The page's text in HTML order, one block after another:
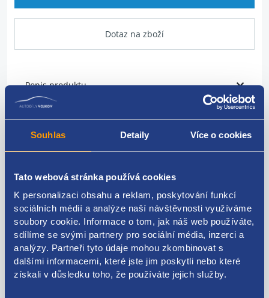
Souhlas Detaily Více o cookies
Tato webová stránka používá cookies
K personalizaci obsahu a reklam, poskytování funkcí
sociálních médií a analýze naší návštěvnosti využíváme
soubory cookie. Informace o tom, jak náš web používáte,
sdílíme se svými partnery pro sociální média, inzerci a
analýzy. Partneři tyto údaje mohou zkombinovat s
dalšími informacemi, které jste jim poskytli nebo které
získali v důsledku toho, že používáte jejich služby.
Dotaz na zboží
Popis produktu
Vodítko posuvných dveří
VAG originál: 701843436
Kódy produktu
701843436